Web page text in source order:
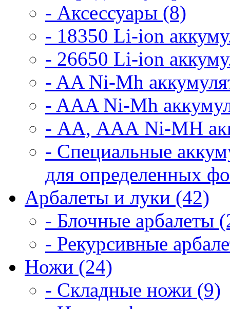
- Аксессуары (8)
- 18350 Li-ion
- 26650 Li-ion
- AA Ni-Mh
- AAA Ni-Mh
- АА, ААА Ni-MH
- Специальные
для определенных
Арбалеты и луки (42)
- Блочные арбалеты
- Рекурсивные
Ножи (24)
- Складные ножи (9)